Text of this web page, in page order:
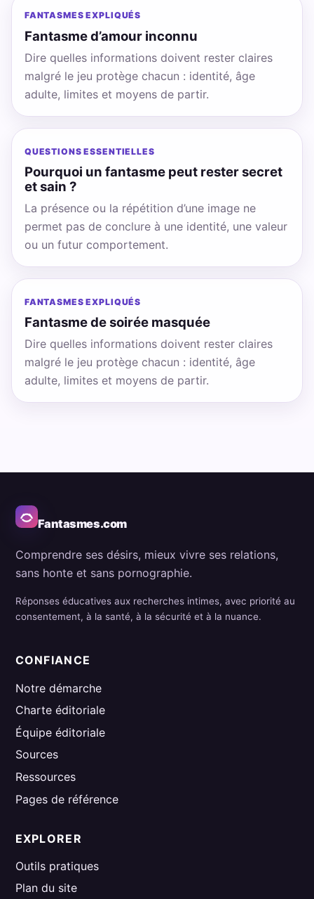
FANTASMES EXPLIQUÉS
Fantasme d’amour inconnu
Dire quelles informations doivent rester claires
malgré le jeu protège chacun : identité, âge
adulte, limites et moyens de partir.
QUESTIONS ESSENTIELLES
Pourquoi un fantasme peut rester secret
et sain ?
La présence ou la répétition d’une image ne
permet pas de conclure à une identité, une valeur
ou un futur comportement.
FANTASMES EXPLIQUÉS
Fantasme de soirée masquée
Dire quelles informations doivent rester claires
malgré le jeu protège chacun : identité, âge
adulte, limites et moyens de partir.
Fantasmes.com
Comprendre ses désirs, mieux vivre ses relations,
sans honte et sans pornographie.
Réponses éducatives aux recherches intimes, avec priorité au
consentement, à la santé, à la sécurité et à la nuance.
CONFIANCE
Notre démarche
Charte éditoriale
Équipe éditoriale
Sources
Ressources
Pages de référence
EXPLORER
Outils pratiques
Plan du site